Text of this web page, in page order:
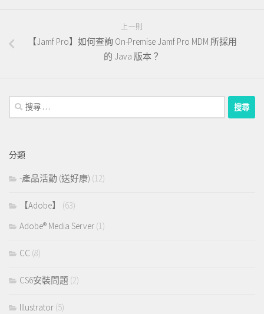
上一則
【Jamf Pro】如何查詢 On-Premise Jamf Pro MDM 所採用
的 Java 版本？
搜
尋：
分類
-產品活動 (送好康) (12)
【Adobe】
(63)
Adobe® Media Server (1)
CC (8)
CS6安裝問題 (2)
Illustrator (5)